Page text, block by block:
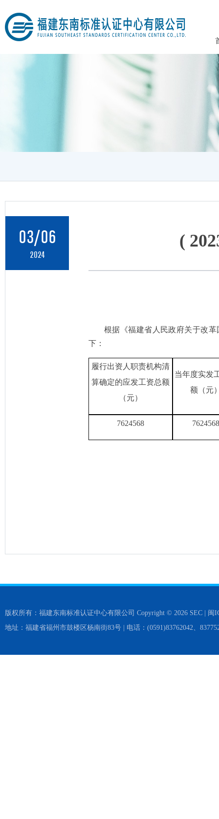
(
03/06
2024
根据《福建省人民政府关于改
下：
履行出资人职责机构清
算确定的应发工资总额
（元）
当年度实发
额（元
7624568 7624568
版权所有：福建东南标准认证中心有限公司 Copyright © 2026 SEC | 闽
地址：福建省福州市鼓楼区杨南街83号 | 电话：(0591)83762042、